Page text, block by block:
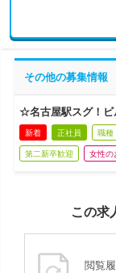
その他の募集情報
☆名古屋駅スグ！ビ
新着 正社員 職種
第二新卒歓迎 女性の
この求
閲覧